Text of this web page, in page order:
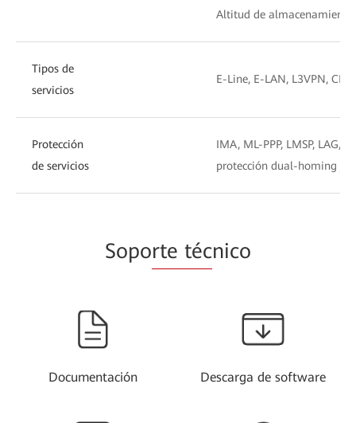
Altitud de
Tipos de
servicios
E-Line, E-LAN, L3VPN,
Protección
de servicios
IMA, ML-PPP, LMSP, LAG,
protección dual-homing y
Soporte técnico
Documentación Descarga de software